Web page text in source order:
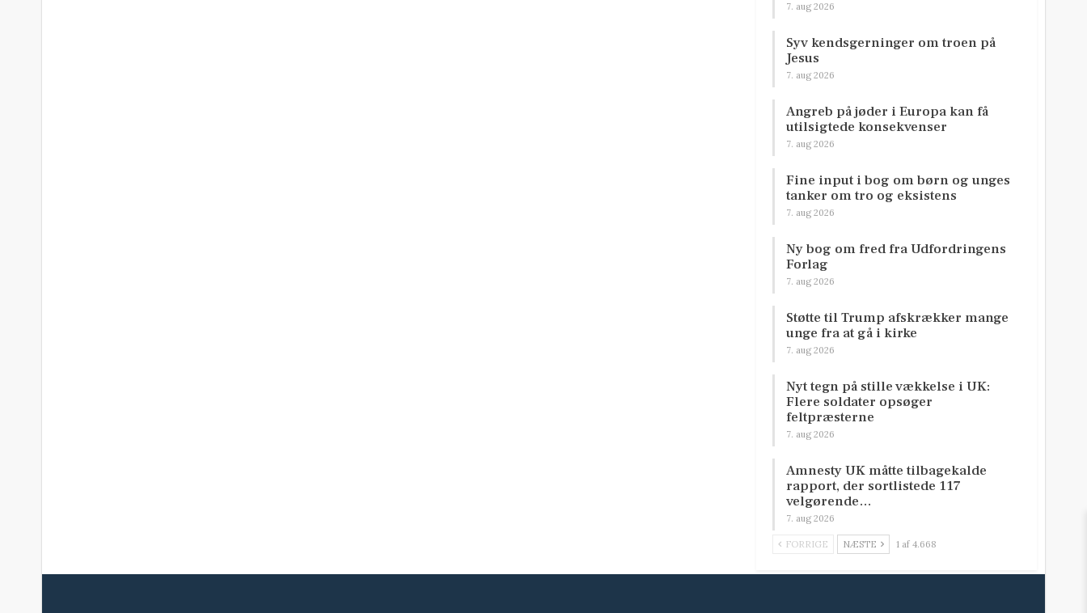
7. aug 2026
Syv kendsgerninger om troen på
Jesus
7. aug 2026
Angreb på jøder i Europa kan få
utilsigtede konsekvenser
7. aug 2026
Fine input i bog om børn og unges
tanker om tro og eksistens
7. aug 2026
Ny bog om fred fra Udfordringens
Forlag
7. aug 2026
Støtte til Trump afskrækker mange
unge fra at gå i kirke
7. aug 2026
Nyt tegn på stille vækkelse i UK:
Flere soldater opsøger
feltpræsterne
7. aug 2026
Amnesty UK måtte tilbagekalde
rapport, der sortlistede 117
velgørende…
7. aug 2026
FORRIGE NÆSTE 1 af 4.668